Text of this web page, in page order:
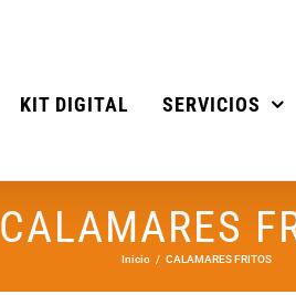
KIT DIGITAL SERVICIOS
CALAMARES
Inicio CALAMARES FRITOS